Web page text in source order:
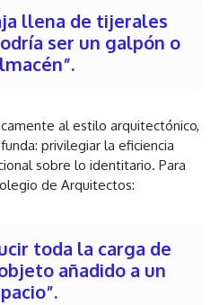
llena de tijerales
ser un galpón o
al estilo arquitectónico,
privilegiar la eficiencia
sobre lo identitario. Para
de Arquitectos:
toda la carga de
añadido a un